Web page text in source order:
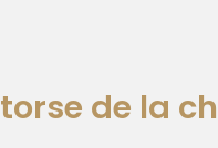
de la